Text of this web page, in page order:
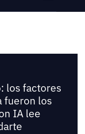
los factores
fueron los
IA lee